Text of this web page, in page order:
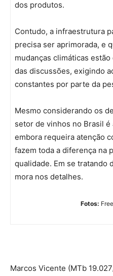
dos produtos.
Contudo, a infraestrutura
precisa ser aprimorada, e
mudanças climáticas
das discussões, exigindo
constantes por parte da
Mesmo considerando os
setor de vinhos no Brasil
embora requeira atenção
fazem toda a diferença na
qualidade. Em se tratando
mora nos detalhes.
Fotos:
Marcos Vicente (MTb